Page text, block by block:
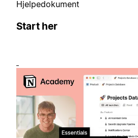
Hjelpedokument
Start her